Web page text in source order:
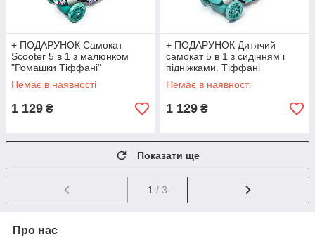
+ ПОДАРУНОК Самокат
Scooter 5 в 1 з малюнком
"Ромашки Тіффані"
Немає в наявності
1 129 ₴
+ ПОДАРУНОК Дитячий
самокат 5 в 1 з сидінням і
підніжками. Тіффані
Немає в наявності
1 129 ₴
Показати ще
1 / 3
Про нас